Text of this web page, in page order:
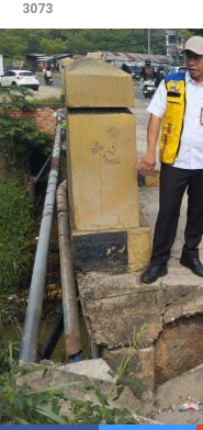
3073